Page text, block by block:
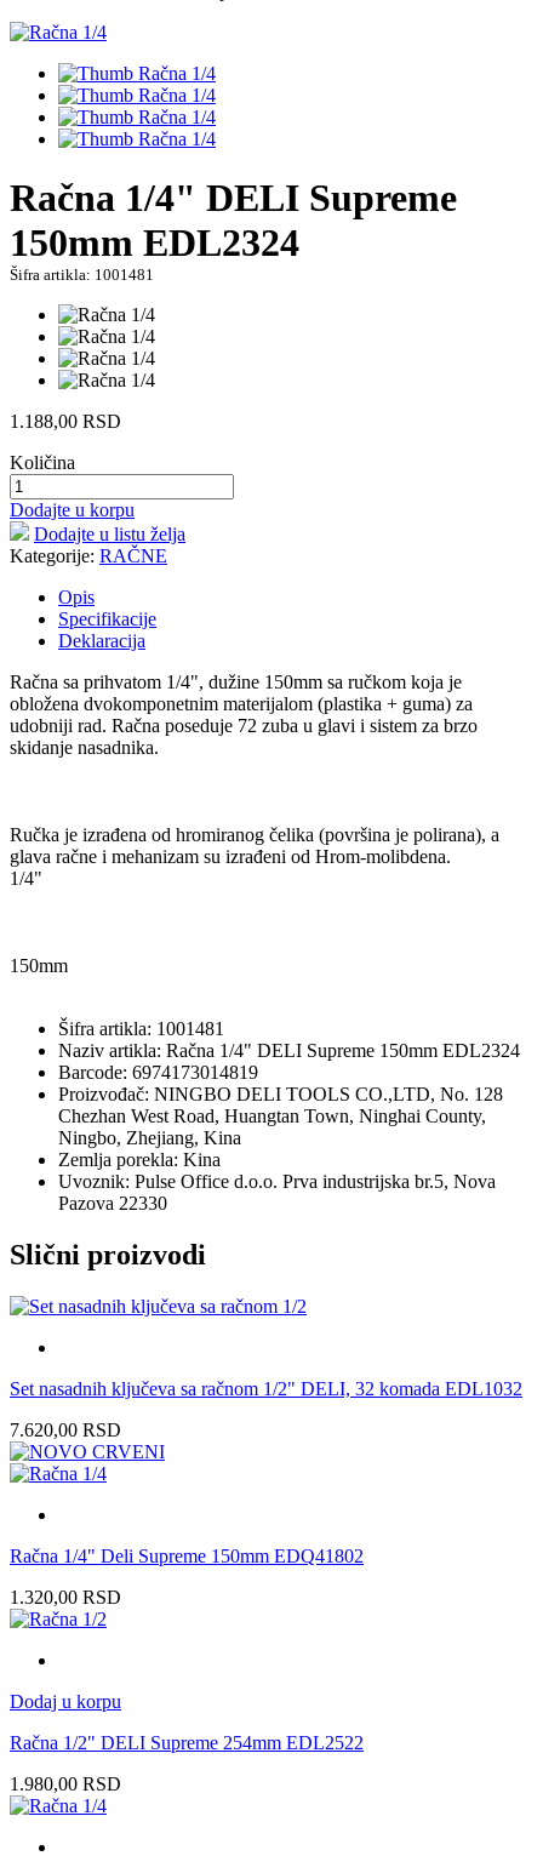
Račna 1/4" DELI Supreme
150mm EDL2324
Šifra artikla: 1001481
1.188,00 RSD
Količina
Dodajte u korpu
Dodajte u listu želja
Kategorije: RAČNE
Opis
Specifikacije
Deklaracija
Račna sa prihvatom 1/4", dužine 150mm sa ručkom koja je
obložena dvokomponetnim materijalom (plastika + guma) za
udobniji rad. Račna poseduje 72 zuba u glavi i sistem za brzo
skidanje nasadnika.
Ručka je izrađena od hromiranog čelika (površina je polirana), a
glava račne i mehanizam su izrađeni od Hrom-molibdena.
1/4"
150mm
Šifra artikla: 1001481
Naziv artikla: Račna 1/4" DELI Supreme 150mm EDL2324
Barcode: 6974173014819
Proizvođač: NINGBO DELI TOOLS CO.,LTD, No. 128
Chezhan West Road, Huangtan Town, Ninghai County,
Ningbo, Zhejiang, Kina
Zemlja porekla: Kina
Uvoznik: Pulse Office d.o.o. Prva industrijska br.5, Nova
Pazova 22330
Slični proizvodi
Set nasadnih ključeva sa račnom 1/2" DELI, 32 komada EDL1032
7.620,00 RSD
Račna 1/4" Deli Supreme 150mm EDQ41802
1.320,00 RSD
Dodaj u korpu
Račna 1/2" DELI Supreme 254mm EDL2522
1.980,00 RSD